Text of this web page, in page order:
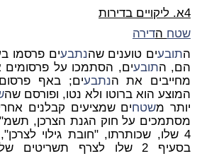
4א. ליקויים בדירות
שטח הדירה
התובעים טוענים שהנתבעים פרסמו
הם, התובעים, הסתמכו על
מחייבים את הנתבעים; באף
המוצע הוא ברוטו ולא נטו, ופורסם שה
יותר משטחים שמציעים קבלנים אחרים
בסעיף 2 שלו לצרף